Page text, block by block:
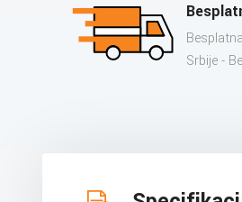
Srbije -